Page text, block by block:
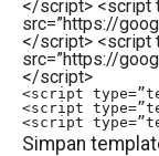
</script> <script
src=”https://
</script> <script
src=”https://
</script>
<script
<script
<script
Simpan